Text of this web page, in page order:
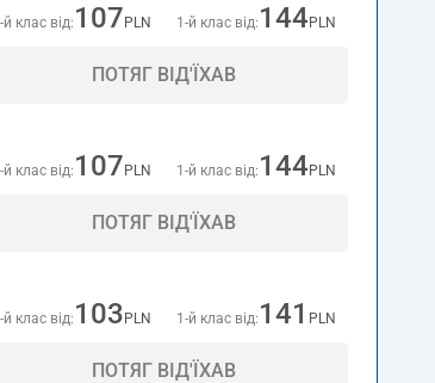
й клас від: 107 PLN 1-й клас від: 144 PLN
ПОТЯГ ВІД'ЇХАВ
й клас від: 107 PLN 1-й клас від: 144 PLN
ПОТЯГ ВІД'ЇХАВ
й клас від: 103 PLN 1-й клас від: 141 PLN
ПОТЯГ ВІД'ЇХАВ